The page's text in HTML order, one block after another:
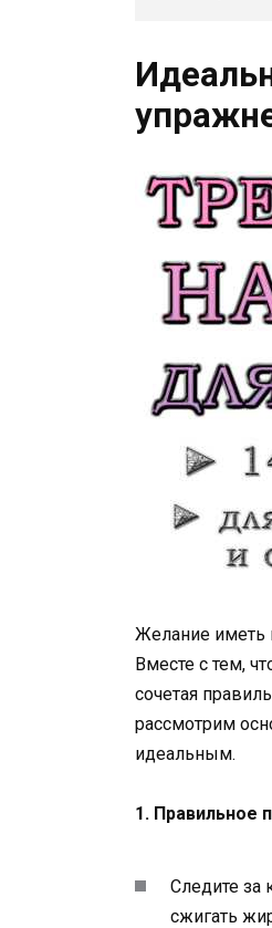
Желание иметь
Вместе с тем,
сочетая
рассмотрим
идеальным.
1. Правильное
Следите за
сжигать